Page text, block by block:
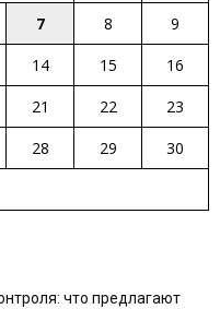
7 8
9
14 15
16
21 22
23
28 29
30
что предлагают